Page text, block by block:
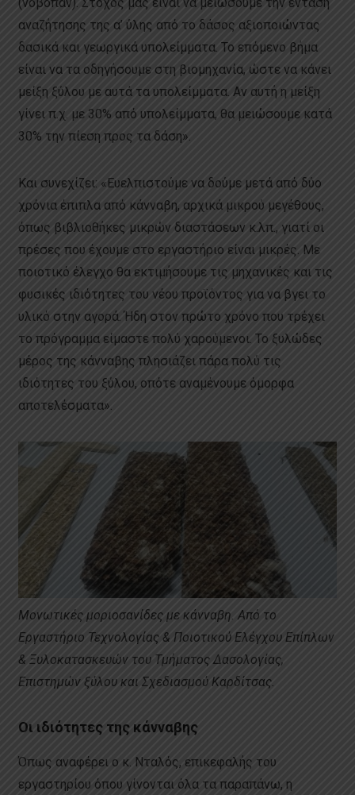
αναζήτησης της α’ ύλης από το δάσος αξιοποιώντας
δασικά και γεωργικά υπολείμματα. Το επόμενο βήμα
είναι να τα οδηγήσουμε στη βιομηχανία, ώστε να κάνει
μείξη ξύλου με αυτά τα υπολείμματα. Αν αυτή η μείξη
γίνει π.χ. με 30% από υπολείμματα, θα μειώσουμε κατά
30% την πίεση προς τα δάση».
Και συνεχίζει: «Ευελπιστούμε να δούμε μετά από δύο
χρόνια έπιπλα από κάνναβη, αρχικά μικρού μεγέθους,
όπως βιβλιοθήκες μικρών διαστάσεων κ.λπ., γιατί οι
πρέσες που έχουμε στο εργαστήριο είναι μικρές. Με
ποιοτικό έλεγχο θα εκτιμήσουμε τις μηχανικές και τις
φυσικές ιδιότητες του νέου προϊόντος για να βγει το
υλικό στην αγορά. Ήδη στον πρώτο χρόνο που τρέχει
το πρόγραμμα είμαστε πολύ χαρούμενοι. Το ξυλώδες
μέρος της κάνναβης πλησιάζει πάρα πολύ τις
ιδιότητες του ξύλου, οπότε αναμένουμε όμορφα
αποτελέσματα».
Μονωτικές μοριοσανίδες με κάνναβη. Από το
Εργαστήριο Τεχνολογίας & Ποιοτικού Ελέγχου Επίπλων
& Ξυλοκατασκευών του Τμήματος Δασολογίας,
Επιστημών ξύλου και Σχεδιασμού Καρδίτσας.
Οι ιδιότητες της κάνναβης
Όπως αναφέρει ο κ. Νταλός, επικεφαλής του
εργαστηρίου όπου γίνονται όλα τα παραπάνω, η